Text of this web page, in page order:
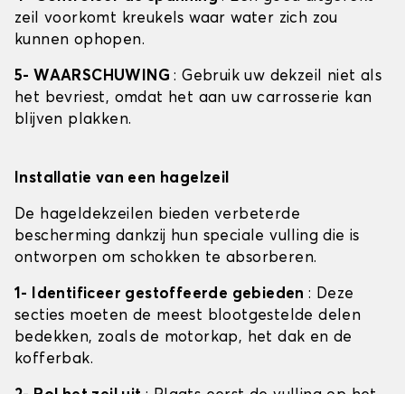
zeil voorkomt kreukels waar water zich zou
kunnen ophopen.
5- WAARSCHUWING: Gebruik uw dekzeil niet als
het bevriest, omdat het aan uw carrosserie kan
blijven plakken.
Installatie van een hagelzeil
De hageldekzeilen bieden verbeterde
bescherming dankzij hun speciale vulling die is
ontworpen om schokken te absorberen.
1- Identificeer gestoffeerde gebieden: Deze
secties moeten de meest blootgestelde delen
bedekken, zoals de motorkap, het dak en de
kofferbak.